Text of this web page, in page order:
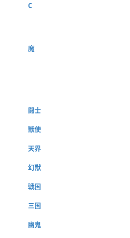
C
魔
闘士
獣使
天界
幻獣
戦国
三国
幽鬼